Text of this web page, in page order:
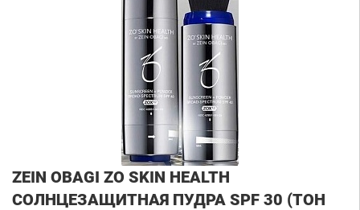
ZEIN OBAGI ZO SKIN HEALTH
СОЛНЦЕЗАЩИТНАЯ ПУДРА SPF 30 (ТОН